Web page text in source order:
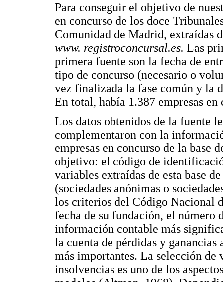
Para conseguir el objetivo de
en concurso de los doce
Comunidad de Madrid, extraídas
www. registroconcursal.es. Las
primera fuente son la fecha de
tipo de concurso (necesario o
vez finalizada la fase común y la
En total, había 1.387 empresas
Los datos obtenidos de la fuente
complementaron con la
empresas en concurso de la base
objetivo: el código de
variables extraídas de esta base
(sociedades anónimas o
los criterios del Código Nacional
fecha de su fundación, el número
información contable más
la cuenta de pérdidas y
más importantes. La selección de
insolvencias es uno de los